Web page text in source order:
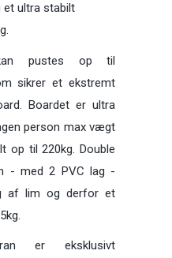
et ultra stabilt
pustes op til
sikrer et ekstremt
Boardet er ultra
person max vægt
op til 220kg. Double
- med 2 PVC lag -
af lim og derfor et
er eksklusivt